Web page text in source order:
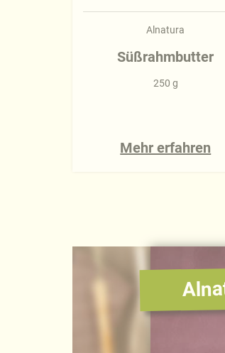
Alnatura
Süßrahmbutter
250 g
Mehr erfahren